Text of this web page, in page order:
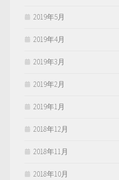
2019年5月
2019年4月
2019年3月
2019年2月
2019年1月
2018年12月
2018年11月
2018年10月